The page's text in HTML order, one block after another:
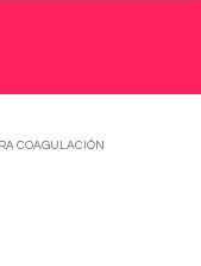
COAGULACIÓN